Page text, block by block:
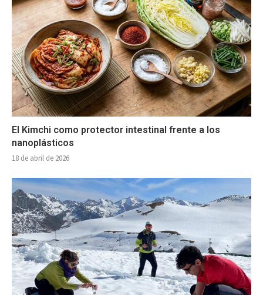
El Kimchi como protector intestinal frente a los
nanoplásticos
18 de abril de 2026